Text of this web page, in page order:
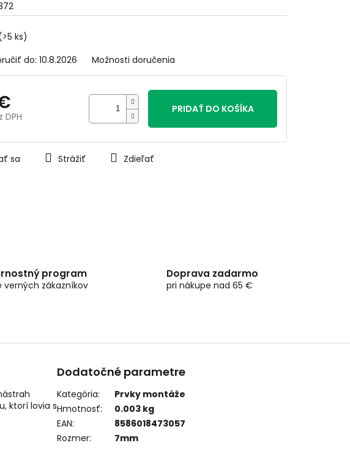
ks)
do: 10.8.2026 Možnosti doručenia
DPH
PRIDAŤ DO KOŠÍKA
sa Strážiť Zdieľať
program
verných zákazníkov
Doprava zadarmo
pri nákupe nad 65 €
ktorí lovia s
Dodatočné parametre
Kategória:
Prvky montáže
Hmotnosť:
0.003 kg
EAN:
8586018473057
Rozmer: 7mm